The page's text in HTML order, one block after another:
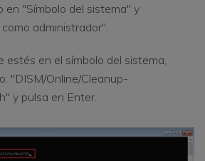
en "Símbolo del sistema" y
administrador".
estés en el símbolo del sistema,
"DISM/Online/Cleanup-
y pulsa en Enter.